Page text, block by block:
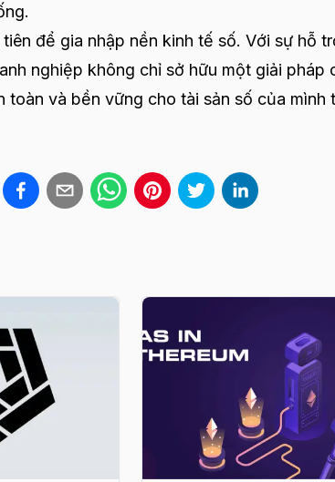
để gia nhập nền kinh tế số. Với sự hỗ
nghiệp không chỉ sở hữu một giải pháp
toàn và bền vững cho tài sản số của mình